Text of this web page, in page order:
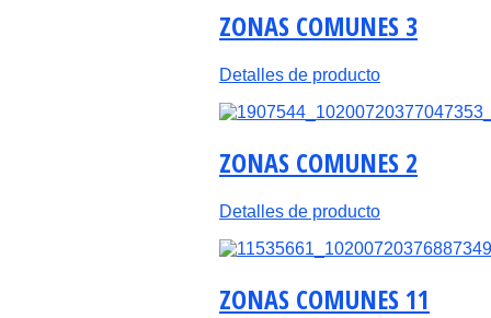
ZONAS COMUNES 3
Detalles de producto
ZONAS COMUNES 2
Detalles de producto
ZONAS COMUNES 11